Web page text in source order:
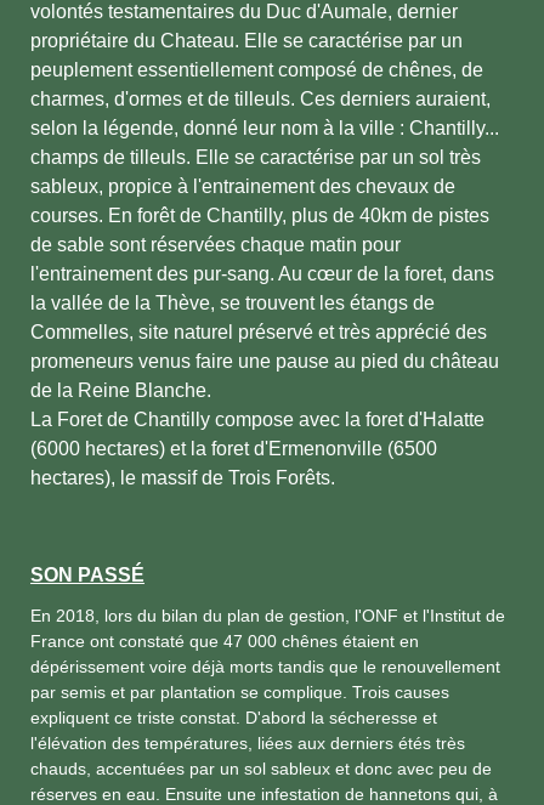
volontés testamentaires du Duc d'Aumale, dernier
propriétaire du Chateau. Elle se caractérise par un
peuplement essentiellement composé de chênes, de
charmes, d'ormes et de tilleuls. Ces derniers auraient,
selon la légende, donné leur nom à la ville : Chantilly...
champs de tilleuls. Elle se caractérise par un sol très
sableux, propice à l'entrainement des chevaux de
courses. En forêt de Chantilly, plus de 40km de pistes
de sable sont réservées chaque matin pour
l'entrainement des pur-sang. Au cœur de la foret, dans
la vallée de la Thève, se trouvent les étangs de
Commelles, site naturel préservé et très apprécié des
promeneurs venus faire une pause au pied du château
de la Reine Blanche.
La Foret de Chantilly compose avec la foret d'Halatte
(6000 hectares) et la foret d'Ermenonville (6500
hectares), le massif de Trois Forêts.
SON PASSÉ
En 2018, lors du bilan du plan de gestion, l'ONF et l'Institut de
France ont constaté que 47 000 chênes étaient en
dépérissement voire déjà morts tandis que le renouvellement
par semis et par plantation se complique. Trois causes
expliquent ce triste constat. D'abord la sécheresse et
l'élévation des températures, liées aux derniers étés très
chauds, accentuées par un sol sableux et donc avec peu de
réserves en eau. Ensuite une infestation de hannetons qui, à